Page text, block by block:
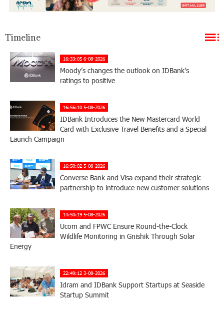
Timeline
16:33:05 6-08-2026
Moody’s changes the outlook on IDBank’s
ratings to positive
16:56:10 5-08-2026
IDBank Introduces the New Mastercard World
Card with Exclusive Travel Benefits and a Special
Launch Campaign
16:50:02 5-08-2026
Converse Bank and Visa expand their strategic
partnership to introduce new customer solutions
14:50:19 5-08-2026
Ucom and FPWC Ensure Round-the-Clock
Wildlife Monitoring in Gnishik Through Solar
Energy
22:49:12 3-08-2026
Idram and IDBank Support Startups at Seaside
Startup Summit